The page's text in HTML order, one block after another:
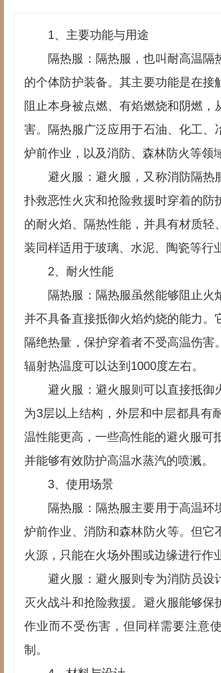
1、主要功能与用途
隔热服：隔热服，也叫耐高温隔
的个体防护装备。其主要功能是在接
阻止本身被点燃、有焰燃烧和阴燃，
害。隔热服广泛应用于石油、化工、
炉前作业，以及消防、森林防火等领
避火服：避火服，又称消防隔热
扑救恶性火灾和抢险救援时穿着的防
的耐火焰、隔热性能，并具有材质轻
装同样适用于玻璃、水泥、陶瓷等行
2、耐火性能
隔热服：隔热服虽然能够阻止火
并不具备直接抵御火焰灼烧的能力。
隔绝热量，保护穿着者不受高温伤害
辐射热温度可以达到1000度左右。
避火服：避火服则可以直接抵御
为3层以上结构，外层和中层都具有
温性能更高，一些高性能的避火服可
并能够有效防护高温水蒸汽的喷溅。
3、使用场景
隔热服：隔热服主要用于高温环
炉前作业、消防和森林防火等。但它
火源，只能在火场外围或边缘进行作
避火服：避火服则专为消防员设
灭火战斗和抢险救援。避火服能够保
作业而不受伤害，但同样需要注意
制。